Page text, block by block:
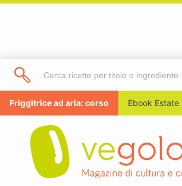
Friggitrice ad aria: corso Ebook